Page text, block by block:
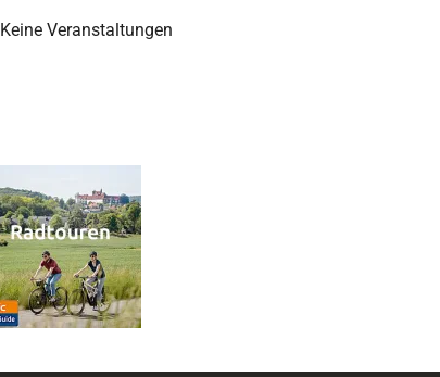
Keine Veranstaltungen